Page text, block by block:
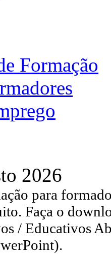
Formação
2026
para
Faça o
/ Educativos